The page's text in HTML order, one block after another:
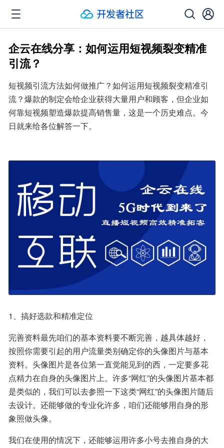
企云在线分享：如何运用短视频裂变精准
引流？
短视频引流方法如何做推广？如何运用短视频裂变精准引
流？爆款的制定会给企业获得大量用户和顾客，但企业如
何靠短视频塑造爆款提高销售量，这是一个历史难点。今
日就来给各位解答一下。
1、搞好选款和精准定位
完善资料最先咱们的基本资料要不断完善，越具体越好，
按照你需要引起的用户流量类别确定你的头像图片与基本
资料。头像图片是各位第一直觉能见到的西，一定要多花
点精力在自身的头像图片上。许多“网红”的头像图片基本都
是类似的，我们可以去参照一下这类“网红”的头像图片随后
去设计。还能够做的专业化许多，咱们还能够用自身的形
象照做头像。
我们在使用的情况下，还能够运用许多小号去推自身的大